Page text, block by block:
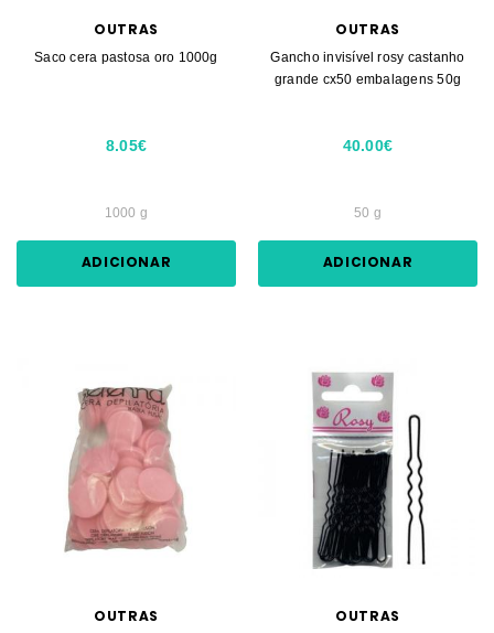
OUTRAS
Saco cera pastosa oro 1000g
8.05€
1000 g
ADICIONAR
OUTRAS
Gancho invisível rosy castanho
grande cx50 embalagens 50g
40.00€
50 g
ADICIONAR
OUTRAS OUTRAS